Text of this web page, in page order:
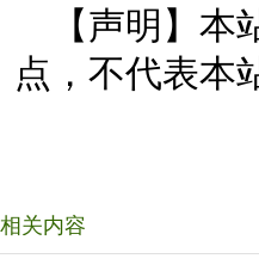
【声明】
点，不代表本
相关内容